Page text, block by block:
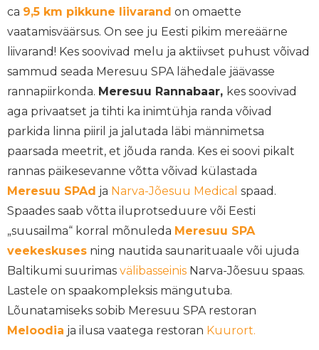
ca 9,5 km pikkune liivarand on omaette
vaatamisväärsus. On see ju Eesti pikim mereäärne
liivarand! Kes soovivad melu ja aktiivset puhust võivad
sammud seada Meresuu SPA lähedale jäävasse
rannapiirkonda. Meresuu Rannabaar, kes soovivad
aga privaatset ja tihti ka inimtühja randa võivad
parkida linna piiril ja jalutada läbi männimetsa
paarsada meetrit, et jõuda randa. Kes ei soovi pikalt
rannas päikesevanne võtta võivad külastada
Meresuu SPAd ja Narva-Jõesuu Medical spaad.
Spaades saab võtta iluprotseduure või Eesti
„suusailma“ korral mõnuleda Meresuu SPA
veekeskuses ning nautida saunarituaale või ujuda
Baltikumi suurimas välibasseinis Narva-Jõesuu spaas.
Lastele on spaakompleksis mängutuba.
Lõunatamiseks sobib Meresuu SPA restoran
Meloodia ja ilusa vaatega restoran Kuurort.